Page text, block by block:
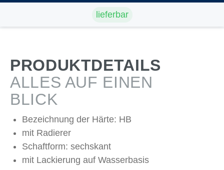
lieferbar
PRODUKTDETAILS
ALLES AUF EINEN
BLICK
Bezeichnung der Härte: HB
mit Radierer
Schaftform: sechskant
mit Lackierung auf Wasserbasis